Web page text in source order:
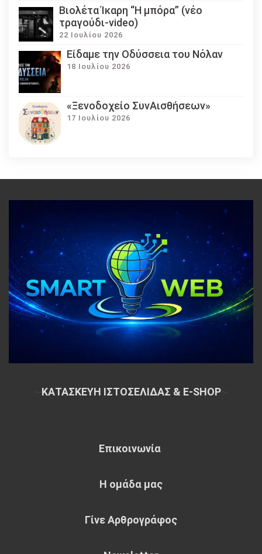
Βιολέτα Ίκαρη “Η μπόρα” (νέο
τραγούδι-video)
22 Ιουλίου 2026
Eίδαμε την Οδύσσεια του Νόλαν
18 Ιουλίου 2026
«Ξενοδοχείο ΣυνΑισθήσεων»
17 Ιουλίου 2026
ΚΑΤΑΣΚΕΥΗ ΙΣΤΟΣΕΛΙΔΑΣ & E-SHOP~
Επικοινωνία
Η ομάδα μας
Γίνε Αρθρογράφος